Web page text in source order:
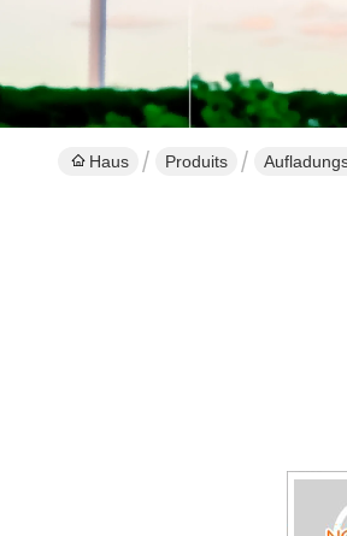
Haus Produits